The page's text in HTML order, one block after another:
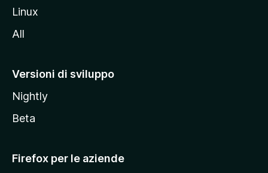
t
M
z
i
a
Linux
All
Versioni di sviluppo
Nightly
Beta
Firefox per le aziende